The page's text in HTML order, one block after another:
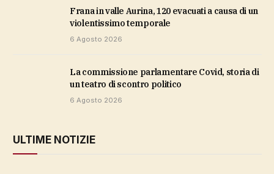
Frana in valle Aurina, 120 evacuati a causa di un
violentissimo temporale
6 Agosto 2026
La commissione parlamentare Covid, storia di
un teatro di scontro politico
6 Agosto 2026
ULTIME NOTIZIE